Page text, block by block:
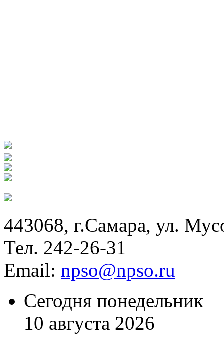
443068, г.Самара, ул.
Тел. 242-26-31
Email: npso@npso.ru
Сегодня понедельник
10 августа 2026